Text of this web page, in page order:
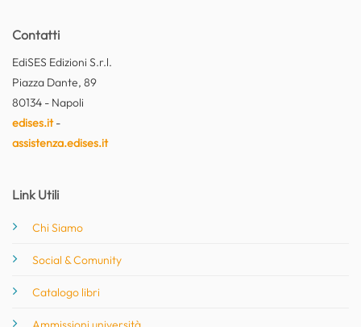
Contatti
EdiSES Edizioni S.r.l.
Piazza Dante, 89
80134 - Napoli
edises.it-
assistenza.edises.it
Link Utili
Chi Siamo
Social & Comunity
Catalogo libri